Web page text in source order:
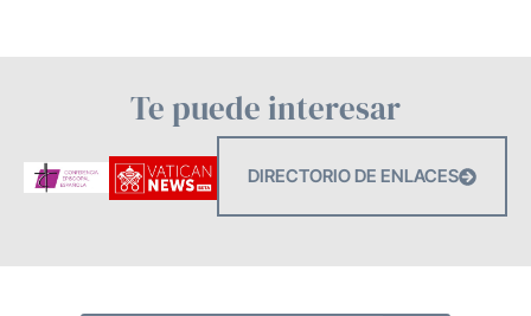
Te puede interesar
DIRECTORIO DE ENLACES